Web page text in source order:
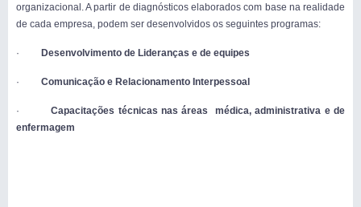
organizacional. A partir de diagnósticos elaborados com base na realidade
de cada empresa, podem ser desenvolvidos os seguintes programas:
· Desenvolvimento de Lideranças e de equipes
· Comunicação e Relacionamento Interpessoal
·Capacitações técnicas nas áreas médica, administrativa e de
enfermagem